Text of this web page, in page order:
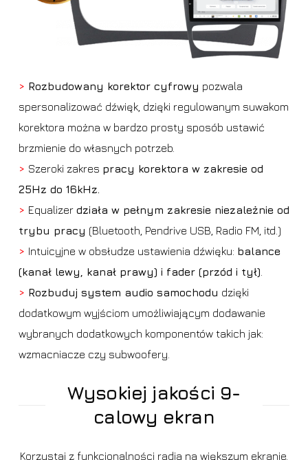
> Rozbudowany korektor cyfrowy pozwala
spersonalizować dźwięk, dzięki regulowanym suwakom
korektora można w bardzo prosty sposób ustawić
brzmienie do własnych potrzeb.
> Szeroki zakres pracy korektora w zakresie od
25Hz do 16kHz.
> Equalizer działa w pełnym zakresie niezależnie od
trybu pracy (Bluetooth, Pendrive USB, Radio FM, itd.)
> Intuicyjne w obsłudze ustawienia dźwięku: balance
(kanał lewy, kanał prawy) i fader (przód i tył)
> Rozbuduj system audio samochodu dzięki
dodatkowym wyjściom umożliwiającym dodawanie
wybranych dodatkowych komponentów takich jak:
wzmacniacze czy subwoofery.
Wysokiej jakości 9-
calowy ekran
Korzystaj z funkcjonalności radia na większym ekranie.